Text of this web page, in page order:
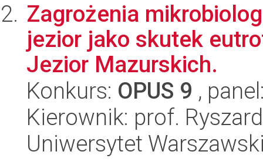
Zagrożenia
jezior jako skutek
Jezior Mazurskich.
Konkurs: OPUS 9 ,
Kierownik: prof.
Uniwersytet